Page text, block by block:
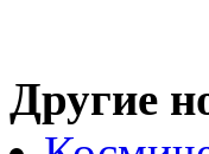
Другие